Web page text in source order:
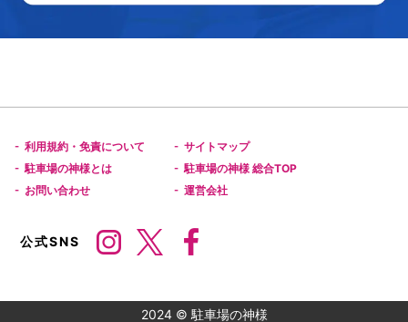
- 利用規約・免責について - サイトマップ
- 駐車場の神様とは - 駐車場の神様 総合TOP
- お問い合わせ - 運営会社
公式SNS
2024 © 駐車場の神様